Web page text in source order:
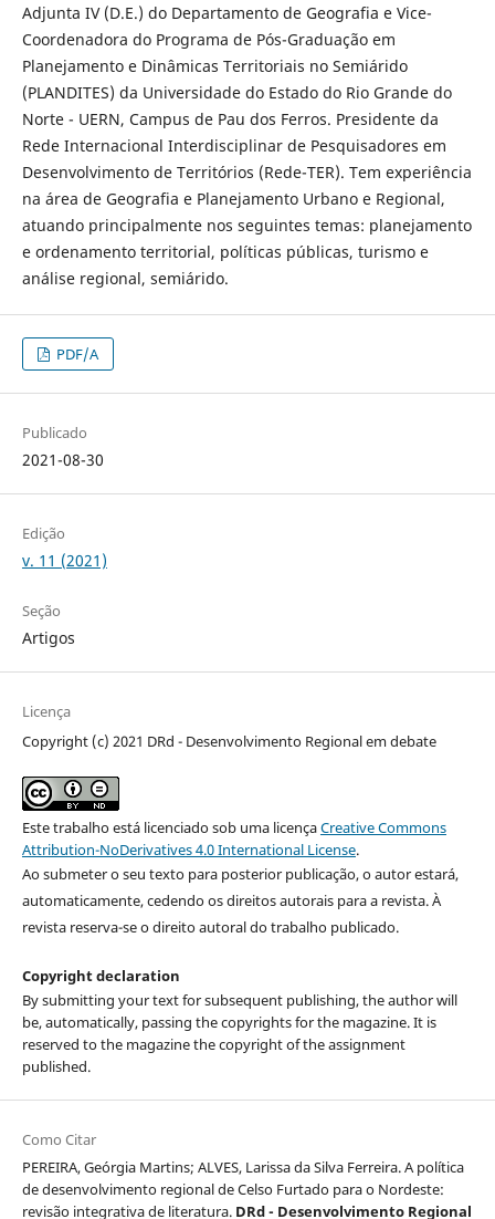
Adjunta IV (D.E.) do Departamento de Geografia e Vice-
Coordenadora do Programa de Pós-Graduação em
Planejamento e Dinâmicas Territoriais no Semiárido
(PLANDITES) da Universidade do Estado do Rio Grande do
Norte - UERN, Campus de Pau dos Ferros. Presidente da
Rede Internacional Interdisciplinar de Pesquisadores em
Desenvolvimento de Territórios (Rede-TER). Tem experiência
na área de Geografia e Planejamento Urbano e Regional,
atuando principalmente nos seguintes temas: planejamento
e ordenamento territorial, políticas públicas, turismo e
análise regional, semiárido.
PDF/A
Publicado
2021-08-30
Edição
v. 11 (2021)
Seção
Artigos
Licença
Copyright (c) 2021 DRd - Desenvolvimento Regional em debate
Este trabalho está licenciado sob uma licençaCreative Commons
Attribution-NoDerivatives 4.0 International License.
Ao submeter o seu texto para posterior publicação, o autor estará,
automaticamente, cedendo os direitos autorais para a revista. À
revista reserva-se o direito autoral do trabalho publicado.
Copyright declaration
By submitting your text for subsequent publishing, the author will
be, automatically, passing the copyrights for the magazine. It is
reserved to the magazine the copyright of the assignment
published.
Como Citar
PEREIRA, Geórgia Martins; ALVES, Larissa da Silva Ferreira. A política
de desenvolvimento regional de Celso Furtado para o Nordeste:
revisão integrativa de literatura. DRd - Desenvolvimento Regional